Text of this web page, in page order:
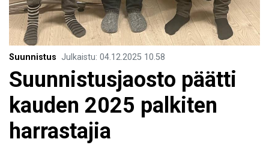
Suunnistus Julkaistu: 04.12.2025 10.58
Suunnistusjaosto päätti
kauden 2025 palkiten
harrastajia